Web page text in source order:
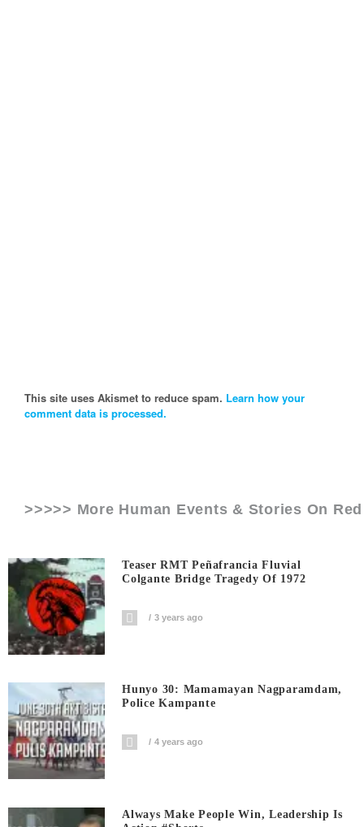
This site uses Akismet to reduce spam. Learn how your
comment data is processed.
>>>>> More Human Events & Stories On
Teaser RMT Peñafrancia Fluvial
Colgante Bridge Tragedy Of 1972
3 years ago
Hunyo 30: Mamamayan Nagparamdam,
Police Kampante
4 years ago
Always Make People Win, Leadership Is